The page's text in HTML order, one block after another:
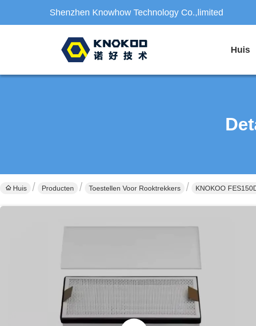
Shenzhen Knowhow Technology Co.,limited
Huis
Huis Producten Toestellen Voor Rooktrekkers KNOKOO